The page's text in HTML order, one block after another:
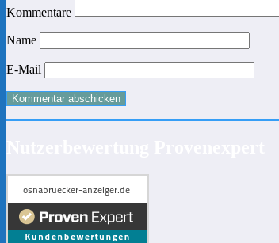
Kommentare
Name
E-Mail